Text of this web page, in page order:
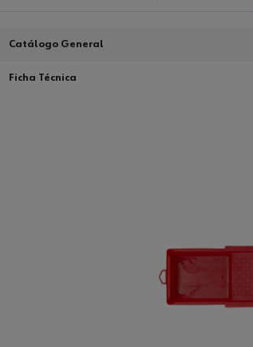
Catálogo General
Ficha Técnica